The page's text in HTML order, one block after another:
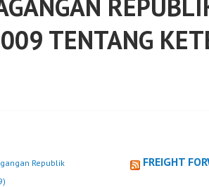
TENTANG
Republik
FREIGHT